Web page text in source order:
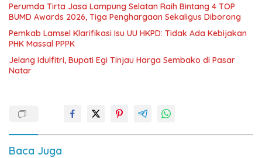
Perumda Tirta Jasa Lampung Selatan Raih Bintang 4 TOP
BUMD Awards 2026, Tiga Penghargaan Sekaligus Diborong
Pemkab Lamsel Klarifikasi Isu UU HKPD: Tidak Ada Kebijakan
PHK Massal PPPK
Jelang Idulfitri, Bupati Egi Tinjau Harga Sembako di Pasar
Natar
Baca Juga